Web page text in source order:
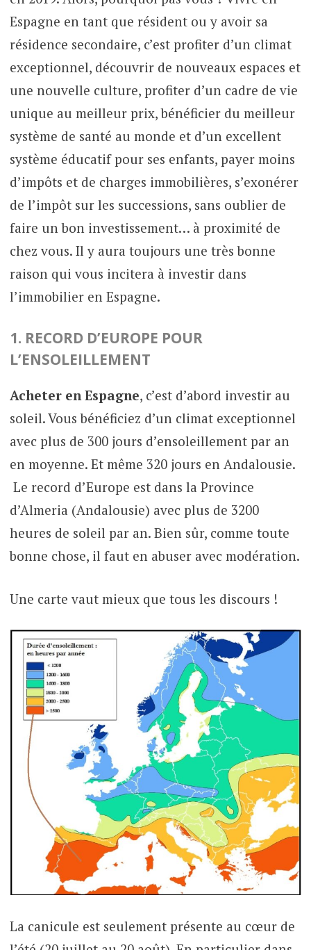
Espagne en tant que résident ou y avoir sa
résidence secondaire, c’est profiter d’un climat
exceptionnel, découvrir de nouveaux espaces et
une nouvelle culture, profiter d’un cadre de vie
unique au meilleur prix, bénéficier du meilleur
système de santé au monde et d’un excellent
système éducatif pour ses enfants, payer moins
d’impôts et de charges immobilières, s’exonérer
de l’impôt sur les successions, sans oublier de
faire un bon investissement… à proximité de
chez vous. Il y aura toujours une très bonne
raison qui vous incitera à investir dans
l’immobilier en Espagne.
1. RECORD D’EUROPE POUR
L’ENSOLEILLEMENT
Acheter en Espagne, c’est d’abord investir au
soleil. Vous bénéficiez d’un climat exceptionnel
avec plus de 300 jours d’ensoleillement par an
en moyenne. Et même 320 jours en Andalousie.
Le record d’Europe est dans la Province
d’Almeria (Andalousie) avec plus de 3200
heures de soleil par an. Bien sûr, comme toute
bonne chose, il faut en abuser avec modération.
Une carte vaut mieux que tous les discours !
La canicule est seulement présente au cœur de